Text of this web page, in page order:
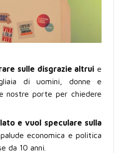
sulle disgrazie altrui e
di uomini, donne e
nostre porte per chiedere
e vuol speculare sulla
economica e politica
da 10 anni.